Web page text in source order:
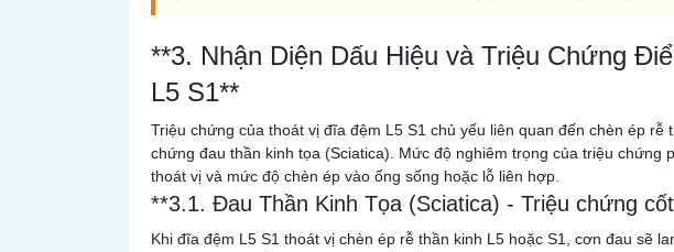
**3. Nhận Diện Dấu Hiệu và Triệu Chứng
L5 S1**
Triệu chứng của thoát vị đĩa đệm L5 S1 chủ yếu liên quan đến chèn ép rễ
chứng đau thần kinh tọa (Sciatica). Mức độ nghiêm trọng của triệu chứng
thoát vị và mức độ chèn ép vào ống sống hoặc lỗ liên hợp.
**3.1. Đau Thần Kinh Tọa (Sciatica) - Triệu chứng
Khi đĩa đệm L5 S1 thoát vị chèn ép rễ thần kinh L5 hoặc S1, cơn đau sẽ